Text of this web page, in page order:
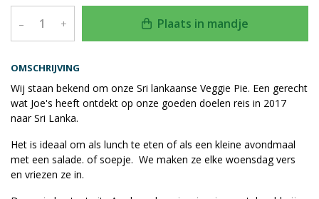
OMSCHRIJVING
Wij staan bekend om onze Sri lankaanse Veggie Pie. Een gerecht
wat Joe's heeft ontdekt op onze goeden doelen reis in 2017
naar Sri Lanka.
Het is ideaal om als lunch te eten of als een kleine avondmaal
met een salade. of soepje. We maken ze elke woensdag vers
en vriezen ze in.
– + Plaats in mandje